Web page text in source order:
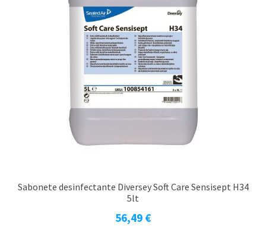
Sabonete desinfectante Diversey Soft Care Sensisept H34
5lt
56,49 €